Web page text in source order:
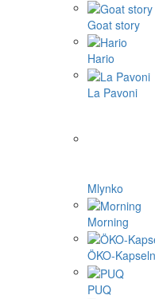
Goat story
Hario
La Pavoni
Mlynko
Morning
ÖKO-Kapseln
PUQ